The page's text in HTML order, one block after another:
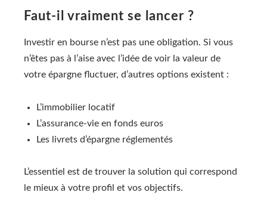
Faut-il vraiment se lancer ?
Investir en bourse n’est pas une obligation. Si vous
n’êtes pas à l’aise avec l’idée de voir la valeur de
votre épargne fluctuer, d’autres options existent :
L’immobilier locatif
L’assurance-vie en fonds euros
Les livrets d’épargne réglementés
L’essentiel est de trouver la solution qui correspond
le mieux à votre profil et vos objectifs.